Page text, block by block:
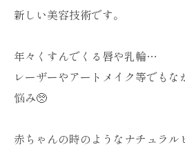
新しい美容技術です。
年々くすんでくる唇や乳輪…
レーザーやアートメイク等でも
悩み🥺
赤ちゃんの時のようなナチュラル